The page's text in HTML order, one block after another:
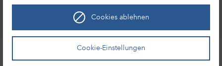
Entdecke Hessen
Leaflet|©OpenStreetMap
Cookies ablehnen
Cookie-Einstellungen